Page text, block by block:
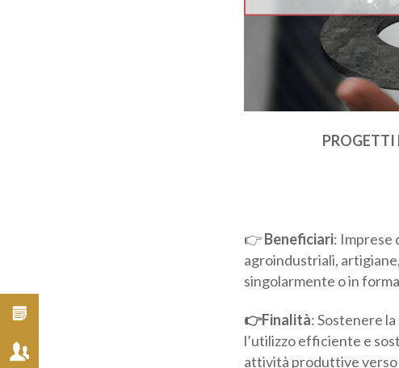
PROGETTI
👉Beneficiari: Imprese
agroindustriali,
singolarmente o in
👉Finalità: Sostenere
l’utilizzo efficiente e
delle attività produttive
Categoria
ai sensi